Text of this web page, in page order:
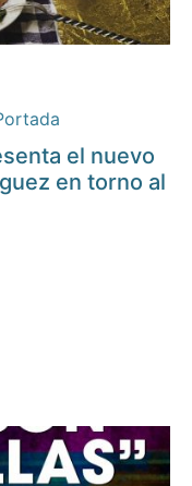
el nuevo
en torno al